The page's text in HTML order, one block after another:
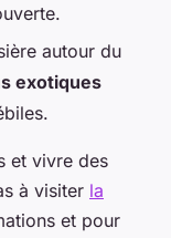
autour du
exotiques
et vivre des
à visiter la
et pour